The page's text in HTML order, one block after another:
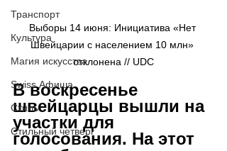
Транспорт
Культура
Магия искусства
Swiss Афиша
Стиль
Стильный четверг
Выборы 14 июня: Инициатива «Нет
Швейцарии с населением 10 млн»
отклонена // UDC
В воскресенье
швейцарцы вышли на
участки для
голосования. На этот